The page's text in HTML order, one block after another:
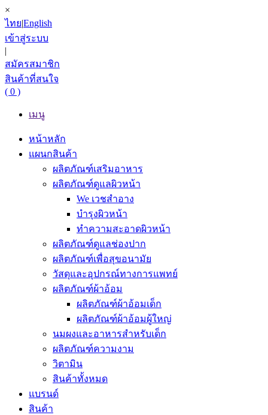
×
ไทย|English
เข้าสู่ระบบ
|
สมัครสมาชิก
สินค้าที่สนใจ
( 0 )
เมนู
หน้าหลัก
แผนกสินค้า
ผลิตภัณฑ์เสริมอาหาร
ผลิตภัณฑ์ดูแลผิวหน้า
We เวชสำอาง
บำรุงผิวหน้า
ทำความสะอาดผิวหน้า
ผลิตภัณฑ์ดูแลช่องปาก
ผลิตภัณฑ์เพื่อสุขอนามัย
วัสดุและอุปกรณ์ทางการแพทย์
ผลิตภัณฑ์ผ้าอ้อม
ผลิตภัณฑ์ผ้าอ้อมเด็ก
ผลิตภัณฑ์ผ้าอ้อมผู้ใหญ่
นมผงและอาหารสำหรับเด็ก
ผลิตภัณฑ์ความงาม
วิตามิน
สินค้าทั้งหมด
แบรนด์
สินค้า